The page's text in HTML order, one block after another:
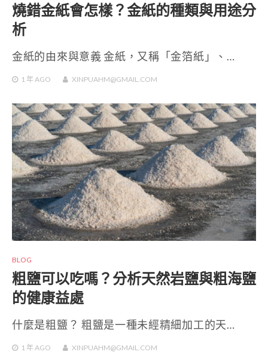
燒錯金紙會怎樣？金紙的種類與用途分
析
金紙的由來與意義 金紙，又稱「金箔紙」、…
1 年 AGO XINPUAHM@GMAIL.COM
BLOG
粗鹽可以吃嗎？分析天然岩鹽與粗海鹽
的健康益處
什麼是粗鹽？ 粗鹽是一種未經精細加工的天…
1 年 AGO XINPUAHM@GMAIL.COM